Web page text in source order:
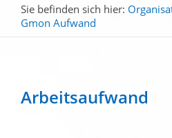
Sie befinden sich hier:
Gmon Aufwand
Arbeitsaufwand